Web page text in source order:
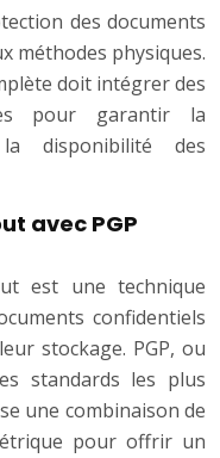
des documents
méthodes physiques.
doit intégrer des
pour garantir la
disponibilité des
avec PGP
est une technique
confidentiels
stockage. PGP, ou
standards les plus
une combinaison de
pour offrir un